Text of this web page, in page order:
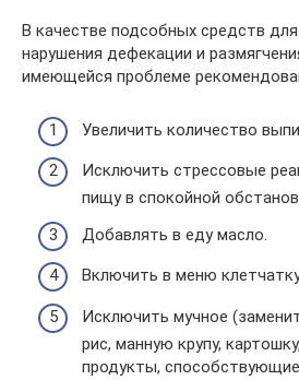
В качестве подсобных средств
нарушения дефекации и
имеющейся проблеме
Увеличить количество
Исключить стрессовые
пищу в спокойной
Добавлять в еду масло.
Включить в меню
Исключить мучное
рис, манную крупу,
продукты, способствующие